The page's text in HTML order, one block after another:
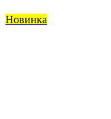
Новинка